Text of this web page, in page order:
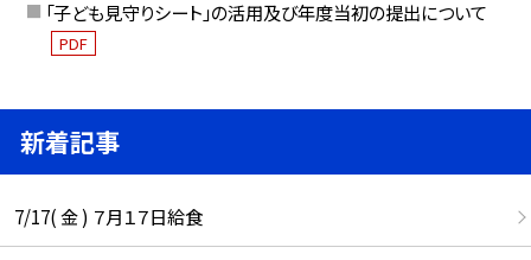
「子ども見守りシート」の活用及び年度当初の提出について
PDF
新着記事
7/17( 金 ) ７月１７日給食